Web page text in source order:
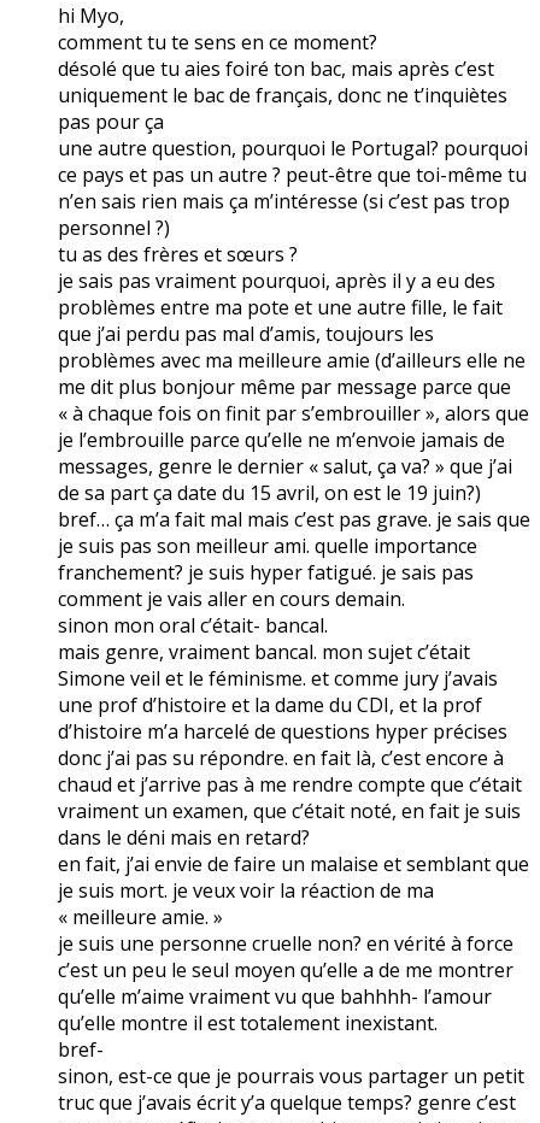
hi Myo,
comment tu te sens en ce moment?
désolé que tu aies foiré ton bac, mais après c’est
uniquement le bac de français, donc ne t’inquiètes
pas pour ça
une autre question, pourquoi le Portugal? pourquoi
ce pays et pas un autre ? peut-être que toi-même tu
n’en sais rien mais ça m’intéresse (si c’est pas trop
personnel ?)
tu as des frères et sœurs ?
je sais pas vraiment pourquoi, après il y a eu des
problèmes entre ma pote et une autre fille, le fait
que j’ai perdu pas mal d’amis, toujours les
problèmes avec ma meilleure amie (d’ailleurs elle ne
me dit plus bonjour même par message parce que
« à chaque fois on finit par s’embrouiller », alors que
je l’embrouille parce qu’elle ne m’envoie jamais de
messages, genre le dernier « salut, ça va? » que j’ai
de sa part ça date du 15 avril, on est le 19 juin?)
bref… ça m’a fait mal mais c’est pas grave. je sais que
je suis pas son meilleur ami. quelle importance
franchement? je suis hyper fatigué. je sais pas
comment je vais aller en cours demain.
sinon mon oral c’était- bancal.
mais genre, vraiment bancal. mon sujet c’était
Simone veil et le féminisme. et comme jury j’avais
une prof d’histoire et la dame du CDI, et la prof
d’histoire m’a harcelé de questions hyper précises
donc j’ai pas su répondre. en fait là, c’est encore à
chaud et j’arrive pas à me rendre compte que c’était
vraiment un examen, que c’était noté, en fait je suis
dans le déni mais en retard?
en fait, j’ai envie de faire un malaise et semblant que
je suis mort. je veux voir la réaction de ma
« meilleure amie. »
je suis une personne cruelle non? en vérité à force
c’est un peu le seul moyen qu’elle a de me montrer
qu’elle m’aime vraiment vu que bahhhh- l’amour
qu’elle montre il est totalement inexistant.
bref-
sinon, est-ce que je pourrais vous partager un petit
truc que j’avais écrit y’a quelque temps? genre c’est